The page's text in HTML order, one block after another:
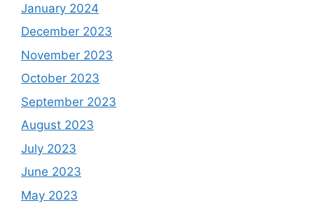
January 2024
December 2023
November 2023
October 2023
September 2023
August 2023
July 2023
June 2023
May 2023